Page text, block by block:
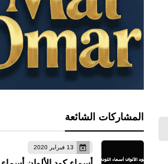
المشاركات الشائعة
13 فبراير 2020